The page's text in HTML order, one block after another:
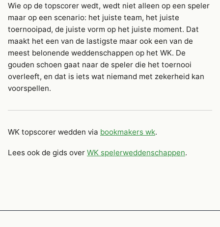
Wie op de topscorer wedt, wedt niet alleen op een speler
maar op een scenario: het juiste team, het juiste
toernooipad, de juiste vorm op het juiste moment. Dat
maakt het een van de lastigste maar ook een van de
meest belonende weddenschappen op het WK. De
gouden schoen gaat naar de speler die het toernooi
overleeft, en dat is iets wat niemand met zekerheid kan
voorspellen.
WK topscorer wedden via bookmakers wk.
Lees ook de gids over WK spelerweddenschappen.